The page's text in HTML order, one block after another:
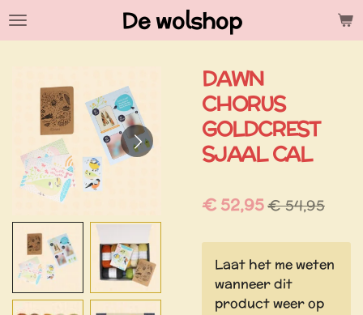
Ga
hoofdinhoud
De wolshop
DAWN
CHORUS
GOLDCREST
SJAAL CAL
€ 52,95€ 54,95
Laat het me weten
wanneer dit
product weer op